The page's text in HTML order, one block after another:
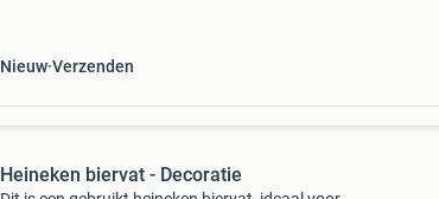
Nieuw Verzenden
Heineken biervat - Decoratie